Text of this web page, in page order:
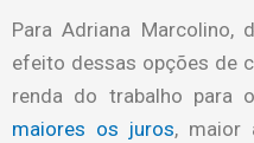
Para Adriana Marcolino,
efeito dessas opções de
renda do trabalho para
maiores os juros, maior